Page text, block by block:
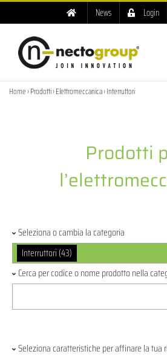
News Login
Home› Prodotti › Elettromeccanica › Interruttori
Prodotti
Seleziona o cambia la categoria
Interruttori (43)
Cerca per codice o nome prodotto nella
Seleziona caratteristiche per affinare la tua